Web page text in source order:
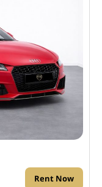
Rent Now